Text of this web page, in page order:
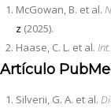
McGowan, B. et al.
z (2025).
Haase, C. L. et al.
Artículo
Silverii, G. A. et al.